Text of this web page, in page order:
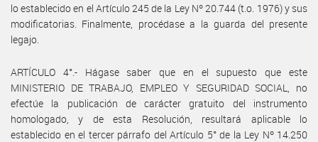
lo establecido en el Artículo 245 de la Ley Nº 20.744 (t.o. 1976) y sus
modificatorias. Finalmente, procédase a la guarda del presente
legajo.
ARTÍCULO 4°.- Hágase saber que en el supuesto que este
MINISTERIO DE TRABAJO, EMPLEO Y SEGURIDAD SOCIAL, no
efectúe la publicación de carácter gratuito del instrumento
homologado, y de esta Resolución, resultará aplicable lo
establecido en el tercer párrafo del Artículo 5° de la Ley Nº 14.250